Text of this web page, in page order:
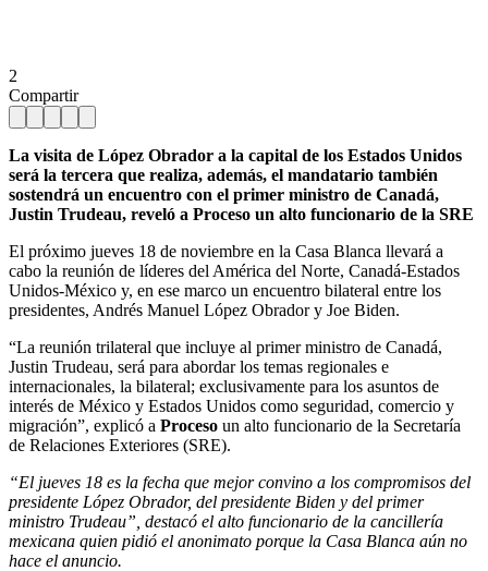
2
Compartir
La visita de López Obrador a la capital de los Estados Unidos
será la tercera que realiza, además, el mandatario también
sostendrá un encuentro con el primer ministro de Canadá,
Justin Trudeau, reveló a Proceso un alto funcionario de la SRE
El próximo jueves 18 de noviembre en la Casa Blanca llevará a
cabo la reunión de líderes del América del Norte, Canadá-Estados
Unidos-México y, en ese marco un encuentro bilateral entre los
presidentes, Andrés Manuel López Obrador y Joe Biden.
“La reunión trilateral que incluye al primer ministro de Canadá,
Justin Trudeau, será para abordar los temas regionales e
internacionales, la bilateral; exclusivamente para los asuntos de
interés de México y Estados Unidos como seguridad, comercio y
migración”, explicó a Proceso un alto funcionario de la Secretaría
de Relaciones Exteriores (SRE).
“El jueves 18 es la fecha que mejor convino a los compromisos del
presidente López Obrador, del presidente Biden y del primer
ministro Trudeau”, destacó el alto funcionario de la cancillería
mexicana quien pidió el anonimato porque la Casa Blanca aún no
hace el anuncio.